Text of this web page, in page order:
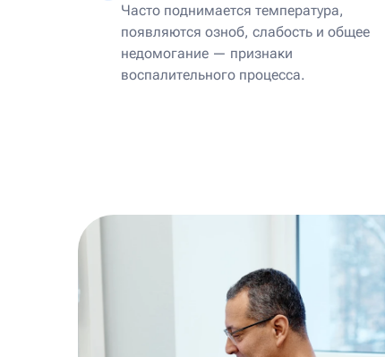
Часто поднимается температура,
появляются озноб, слабость и общее
недомогание — признаки
воспалительного процесса.